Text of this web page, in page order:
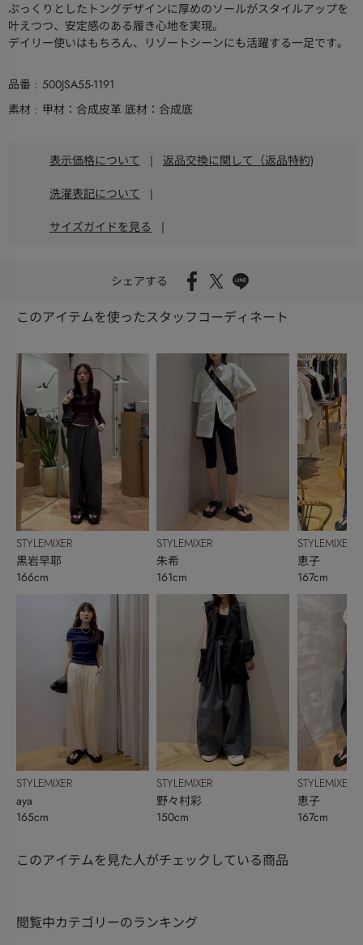
ぷっくりとしたトングデザインに厚めのソールがスタイルアップを
叶えつつ、安定感のある履き心地を実現。
デイリー使いはもちろん、リゾートシーンにも活躍する一足です。
品番
500JSA55-1191
素材
甲材：合成皮革 底材：合成底
表示価格について | 返品交換に関して（返品特約)
洗濯表記について |
サイズガイドを見る |
シェアする
このアイテムを使ったスタッフコーディネート
STYLEMIXER
黒岩早耶
166cm
STYLEMIXER
aya
165cm
STYLEMIXER
朱希
161cm
STYLEMIXER
野々村彩
150cm
STYLEMIXER
恵子
167cm
STYLEMIXER
恵子
167cm
このアイテムを見た人がチェックしている商品
閲覧中カテゴリーのランキング